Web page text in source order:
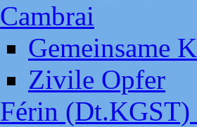
Cambrai
Gemeinsame
Zivile Opfer
Férin (Dt.KGST)